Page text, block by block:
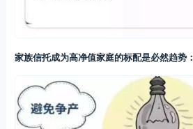
家族信托成为高净值家庭的标配是必然趋势：